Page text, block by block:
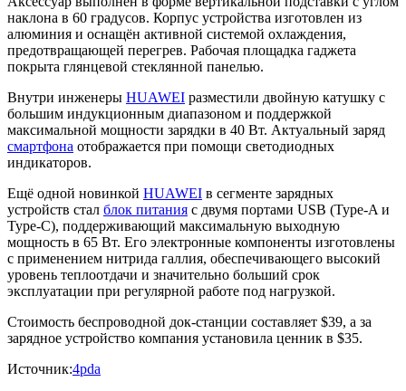
наклона в 60 градусов. Корпус устройства изготовлен из
алюминия и оснащён активной системой охлаждения,
предотвращающей перегрев. Рабочая площадка гаджета
покрыта глянцевой стеклянной панелью.
Внутри инженеры HUAWEI разместили двойную катушку с
большим индукционным диапазоном и поддержкой
максимальной мощности зарядки в 40 Вт. Актуальный заряд
смартфона отображается при помощи светодиодных
индикаторов.
Ещё одной новинкой HUAWEI в сегменте зарядных
устройств стал блок питания с двумя портами USB (Type-A и
Type-C), поддерживающий максимальную выходную
мощность в 65 Вт. Его электронные компоненты изготовлены
с применением нитрида галлия, обеспечивающего высокий
уровень теплоотдачи и значительно больший срок
эксплуатации при регулярной работе под нагрузкой.
Стоимость беспроводной док-станции составляет $39, а за
зарядное устройство компания установила ценник в $35.
Источник:4pda